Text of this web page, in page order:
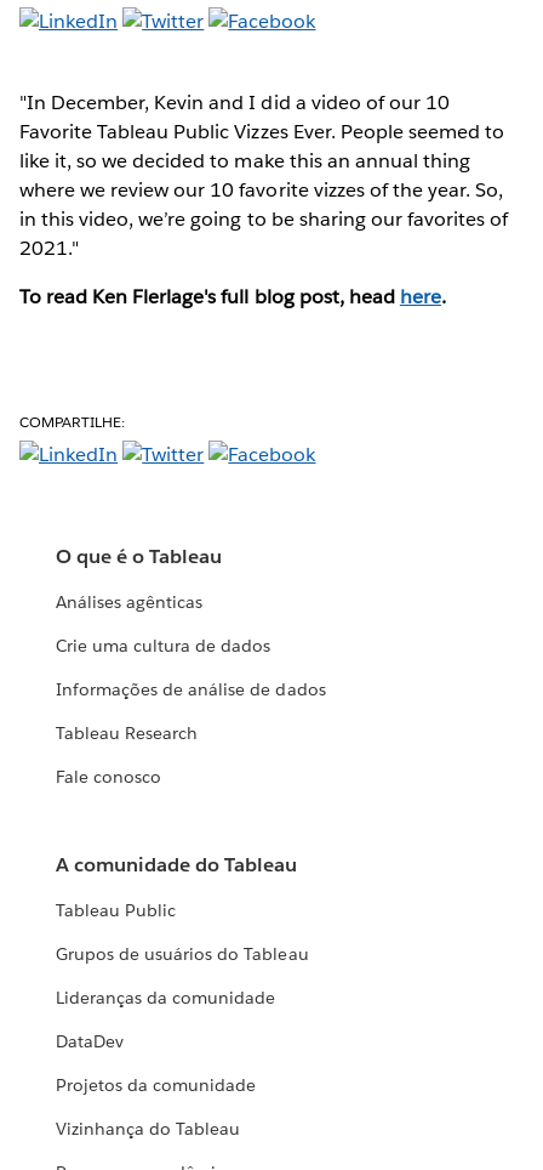
"In December, Kevin and I did a video of our 10
Favorite Tableau Public Vizzes Ever. People seemed to
like it, so we decided to make this an annual thing
where we review our 10 favorite vizzes of the year. So,
in this video, we’re going to be sharing our favorites of
2021."
To read Ken Flerlage's full blog post, head here.
COMPARTILHE:
O que é o Tableau
Análises agênticas
Crie uma cultura de dados
Informações de análise de dados
Tableau Research
Fale conosco
A comunidade do Tableau
Tableau Public
Grupos de usuários do Tableau
Lideranças da comunidade
DataDev
Projetos da comunidade
Vizinhança do Tableau